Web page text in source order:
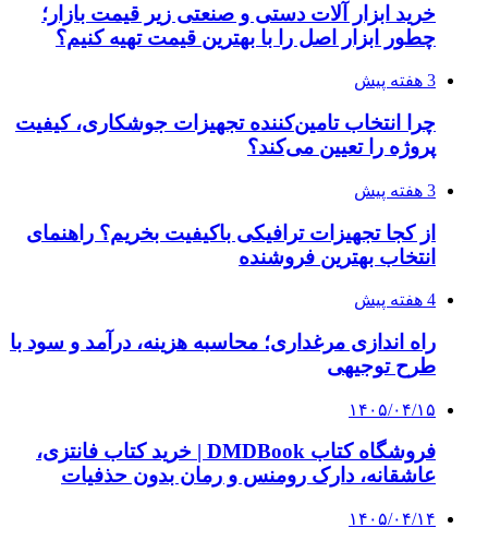
خرید ابزار آلات دستی و صنعتی زیر قیمت بازار؛
چطور ابزار اصل را با بهترین قیمت تهیه کنیم؟
3 هفته پیش
چرا انتخاب تامین‌کننده تجهیزات جوشکاری، کیفیت
پروژه را تعیین می‌کند؟
3 هفته پیش
از کجا تجهیزات ترافیکی باکیفیت بخریم؟ راهنمای
انتخاب بهترین فروشنده
4 هفته پیش
راه اندازی مرغداری؛ محاسبه هزینه، درآمد و سود با
طرح توجیهی
۱۴۰۵/۰۴/۱۵
فروشگاه کتاب DMDBook | خرید کتاب فانتزی،
عاشقانه، دارک رومنس و رمان بدون حذفیات
۱۴۰۵/۰۴/۱۴